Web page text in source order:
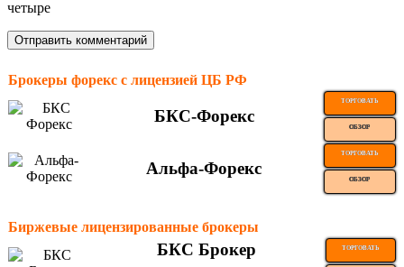
четыре
Брокеры форекс с лицензией ЦБ РФ
БКС-Форекс
ТОРГОВАТЬ
ОБЗОР
Альфа-Форекс
ТОРГОВАТЬ
ОБЗОР
Биржевые лицензированные брокеры
БКС Брокер ТОРГОВАТЬ